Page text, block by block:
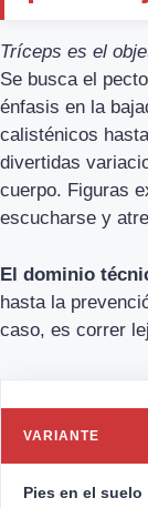
Tríceps es el
Se busca el
énfasis en la
calisténicos
divertidas
cuerpo. Figuras
escucharse y
El dominio
hasta la
caso, es correr
VARIANTE
Pies en el suelo